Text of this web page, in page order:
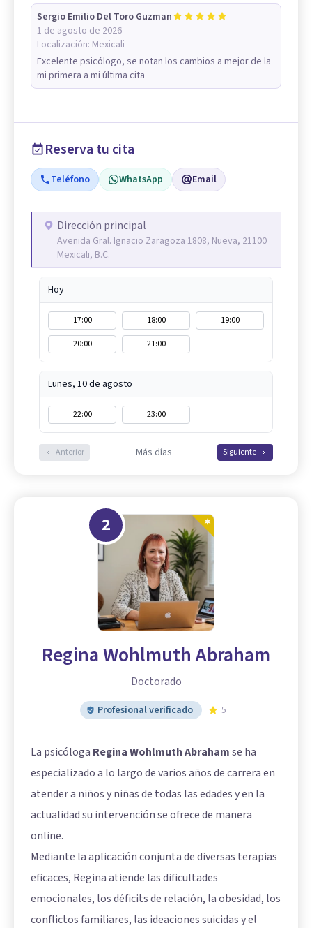
Sergio Emilio Del Toro Guzman
1 de agosto de 2026
Localización: Mexicali
Excelente psicólogo, se notan los cambios a mejor de la
mi primera a mi última cita
Reserva tu cita
Teléfono WhatsApp Email
Dirección principal
Avenida Gral. Ignacio Zaragoza 1808, Nueva, 21100
Mexicali, B.C.
Hoy
17:00 18:00
19:00
20:00
21:00
Lunes, 10 de agosto
22:00 23:00
Anterior Más días Siguiente
2
Regina Wohlmuth Abraham
Doctorado
Profesional verificado 5
La psicóloga Regina Wohlmuth Abrahamse ha
especializado a lo largo de varios años de carrera en
atender a niños y niñas de todas las edades y en la
actualidad su intervención se ofrece de manera
online.
Mediante la aplicación conjunta de diversas terapias
eficaces, Regina atiende las dificultades
emocionales, los déficits de relación, la obesidad, los
conflictos familiares, las ideaciones suicidas y el